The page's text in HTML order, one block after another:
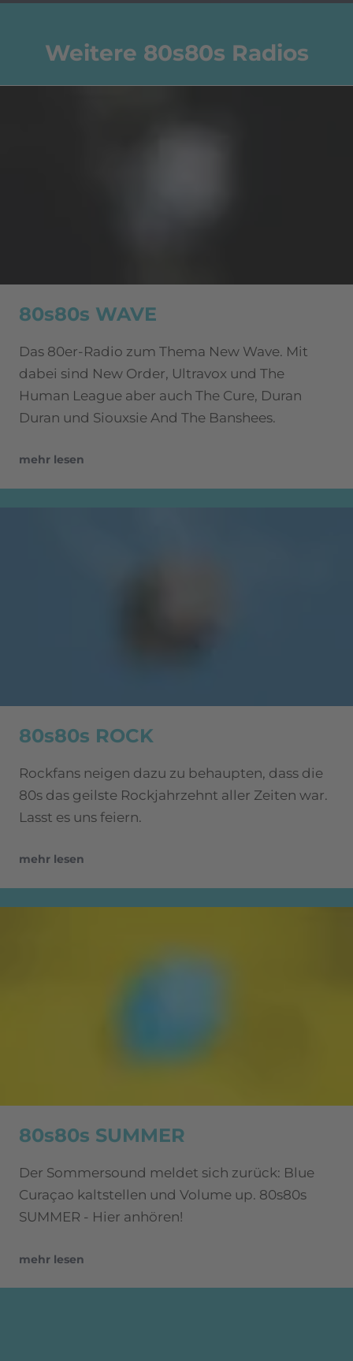
Weitere 80s80s Radios
80s80s WAVE
Das 80er-Radio zum Thema New Wave. Mit
dabei sind New Order, Ultravox und The
Human League aber auch The Cure, Duran
Duran und Siouxsie And The Banshees.
mehr lesen
80s80s ROCK
Rockfans neigen dazu zu behaupten, dass die
80s das geilste Rockjahrzehnt aller Zeiten war.
Lasst es uns feiern.
mehr lesen
80s80s SUMMER
Der Sommersound meldet sich zurück: Blue
Curaçao kaltstellen und Volume up. 80s80s
SUMMER - Hier anhören!
mehr lesen